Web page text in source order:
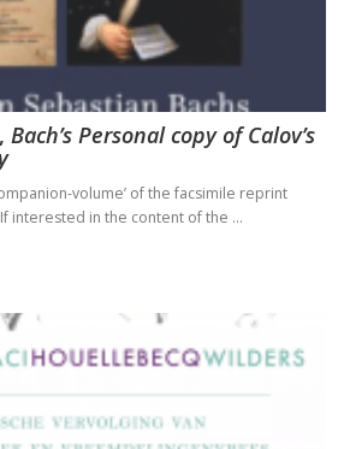
Bach’s Personal copy of Calov’s
volume’ of the facsimile reprint
interested in the content of the …